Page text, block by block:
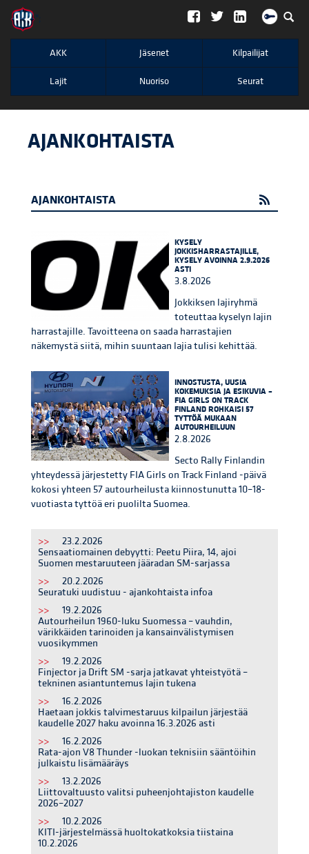
";
AKK Jäsenet Kilpailijat
Lajit Nuoriso Seurat
AJANKOHTAISTA
AJANKOHTAISTA
KYSELY
JOKKISHARRASTAJILLE,
KYSELY AVOINNA 2.9.2026
ASTI
3.8.2026
Jokkiksen lajiryhmä
toteuttaa kyselyn lajin
harrastajille. Tavoitteena on saada harrastajien
näkemystä siitä, mihin suuntaan lajia tulisi kehittää.
INNOSTUSTA, UUSIA
KOKEMUKSIA JA ESIKUVIA –
FIA GIRLS ON TRACK
FINLAND ROHKAISI 57
TYTTÖÄ MUKAAN
AUTOURHEILUUN
2.8.2026
Secto Rally Finlandin
yhteydessä järjestetty FIA Girls on Track Finland -päivä
kokosi yhteen 57 autourheilusta kiinnostunutta 10–18-
vuotiasta tyttöä eri puolilta Suomea.
>>
23.2.2026
Sensaatiomainen debyytti: Peetu Piira, 14, ajoi
Suomen mestaruuteen jääradan SM-sarjassa
>>
20.2.2026
Seuratuki uudistuu - ajankohtaista infoa
>>
19.2.2026
Autourheilun 1960-luku Suomessa – vauhdin,
värikkäiden tarinoiden ja kansainvälistymisen
vuosikymmen
>>
19.2.2026
Finjector ja Drift SM -sarja jatkavat yhteistyötä –
tekninen asiantuntemus lajin tukena
>>
16.2.2026
Haetaan jokkis talvimestaruus kilpailun järjestää
kaudelle 2027 haku avoinna 16.3.2026 asti
>>
16.2.2026
Rata-ajon V8 Thunder -luokan teknisiin sääntöihin
julkaistu lisämääräys
>>
13.2.2026
Liittovaltuusto valitsi puheenjohtajiston kaudelle
2026–2027
>>
10.2.2026
KITI-järjestelmässä huoltokatkoksia tiistaina
10.2.2026